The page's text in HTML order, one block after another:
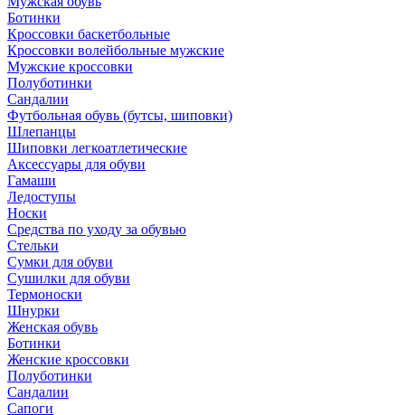
Ботинки
Кроссовки баскетбольные
Кроссовки волейбольные мужские
Мужские кроссовки
Полуботинки
Сандалии
Футбольная обувь (бутсы, шиповки)
Шлепанцы
Шиповки легкоатлетические
Аксессуары для обуви
Гамаши
Ледоступы
Носки
Средства по уходу за обувью
Стельки
Сумки для обуви
Сушилки для обуви
Термоноски
Шнурки
Женская обувь
Ботинки
Женские кроссовки
Полуботинки
Сандалии
Сапоги